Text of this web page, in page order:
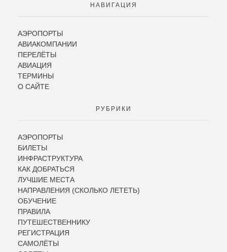
НАВИГАЦИЯ
АЭРОПОРТЫ
АВИАКОМПАНИИ
ПЕРЕЛЁТЫ
АВИАЦИЯ
ТЕРМИНЫ
О САЙТЕ
РУБРИКИ
АЭРОПОРТЫ
БИЛЕТЫ
ИНФРАСТРУКТУРА
КАК ДОБРАТЬСЯ
ЛУЧШИЕ МЕСТА
НАПРАВЛЕНИЯ (СКОЛЬКО ЛЕТЕТЬ)
ОБУЧЕНИЕ
ПРАВИЛА
ПУТЕШЕСТВЕННИКУ
РЕГИСТРАЦИЯ
САМОЛЁТЫ